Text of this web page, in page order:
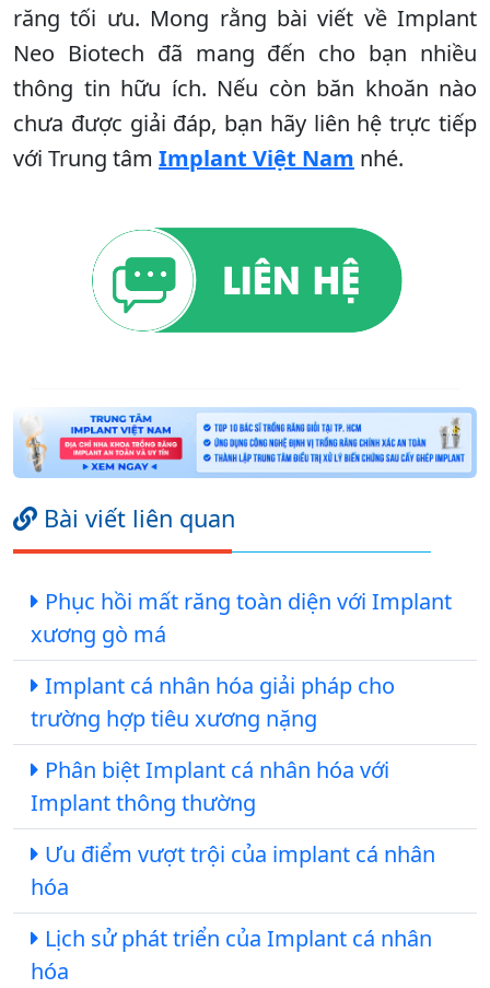
răng tối ưu. Mong rằng bài viết về Implant
Neo Biotech đã mang đến cho bạn nhiều
thông tin hữu ích. Nếu còn băn khoăn nào
chưa được giải đáp, bạn hãy liên hệ trực tiếp
với Trung tâm Implant Việt Nam nhé.
Bài viết liên quan
Phục hồi mất răng toàn diện với Implant
xương gò má
Implant cá nhân hóa giải pháp cho
trường hợp tiêu xương nặng
Phân biệt Implant cá nhân hóa với
Implant thông thường
Ưu điểm vượt trội của implant cá nhân
hóa
Lịch sử phát triển của Implant cá nhân
hóa